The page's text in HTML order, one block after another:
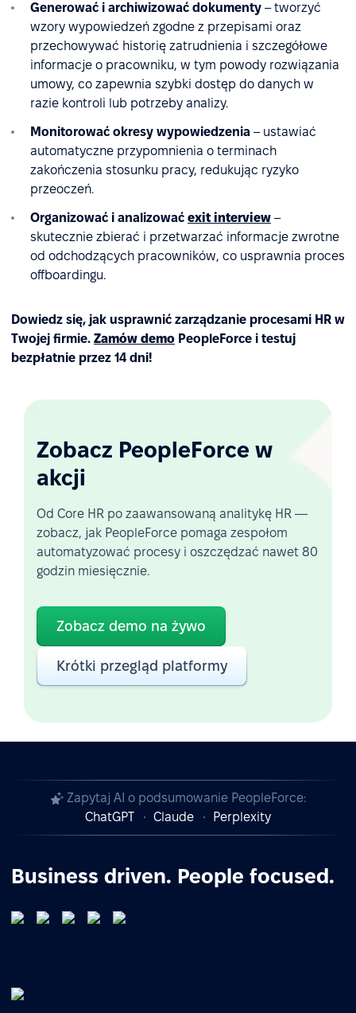
Generować i archiwizować dokumenty – tworzyć
wzory wypowiedzeń zgodne z przepisami oraz
przechowywać historię zatrudnienia i szczegółowe
informacje o pracowniku, w tym powody rozwiązania
umowy, co zapewnia szybki dostęp do danych w
razie kontroli lub potrzeby analizy.
Monitorować okresy wypowiedzenia – ustawiać
automatyczne przypomnienia o terminach
zakończenia stosunku pracy, redukując ryzyko
przeoczeń.
Organizować i analizować exit interview –
skutecznie zbierać i przetwarzać informacje zwrotne
od odchodzących pracowników, co usprawnia proces
offboardingu.
Dowiedz się, jak usprawnić zarządzanie procesami HR w
Twojej firmie. Zamów demo PeopleForce i testuj
bezpłatnie przez 14 dni!
Zobacz PeopleForce w
akcji
Od Core HR po zaawansowaną analitykę HR —
zobacz, jak PeopleForce pomaga zespołom
automatyzować procesy i oszczędzać nawet 80
godzin miesięcznie.
Zobacz demo na żywo
Krótki przegląd platformy
Zapytaj AI o podsumowanie PeopleForce:
ChatGPT
Claude Perplexity
Business driven. People focused.